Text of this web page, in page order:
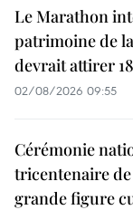
Le Marathon
patrimoine de
devrait attirer
02/08/2026 09:55
Cérémonie
tricentenaire de
grande figure